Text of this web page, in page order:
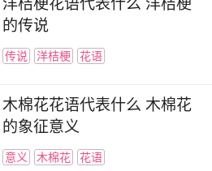
洋桔梗花语代表什么 洋桔梗
的传说
传说 洋桔梗 花语
木棉花花语代表什么 木棉花
的象征意义
意义 木棉花 花语